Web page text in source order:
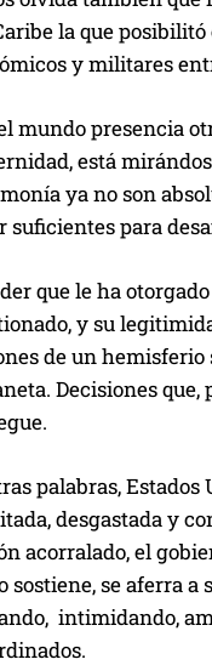
la que
y militares
mundo presencia
está
ya no son
suficientes para
que le ha
y su
de un hemisferio
Decisiones
palabras,
desgastada y
acorralado, el
sostiene, se aferra
intimidando,